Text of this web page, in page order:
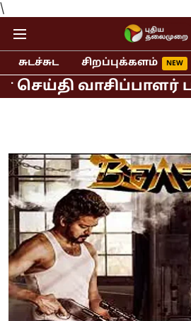
\
சுடச்சுட சிறப்புக்களம்
பாலியல்